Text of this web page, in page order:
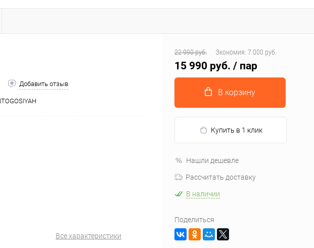
Добавить отзыв
Все характеристики
22 990 руб. Экономия: 7 000 руб.
15 990 руб. / пар
В корзину
Купить в 1 клик
Нашли дешевле
Рассчитать доставку
В наличии
Поделиться